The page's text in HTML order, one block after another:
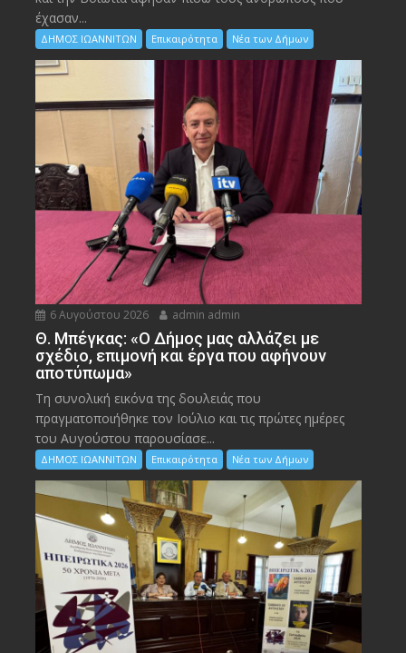
έχασαν...
ΔΗΜΟΣ ΙΩΑΝΝΙΤΩΝ Επικαιρότητα Νέα των Δήμων
6 Αυγούστου 2026 admin admin
Θ. Μπέγκας: «Ο Δήμος μας αλλάζει με
σχέδιο, επιμονή και έργα που αφήνουν
αποτύπωμα»
Τη συνολική εικόνα της δουλειάς που
πραγματοποιήθηκε τον Ιούλιο και τις πρώτες ημέρες
του Αυγούστου παρουσίασε...
ΔΗΜΟΣ ΙΩΑΝΝΙΤΩΝ Επικαιρότητα Νέα των Δήμων